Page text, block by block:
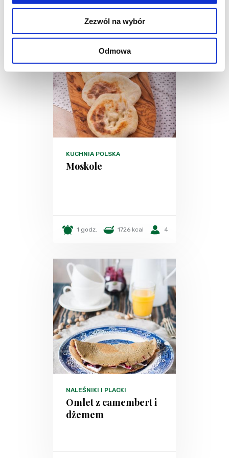
Zezwól na wybór
Odmowa
KUCHNIA POLSKA
Moskole
1 godz. 1726 kcal 4
NALEŚNIKI I PLACKI
Omlet z camembert i
dżemem